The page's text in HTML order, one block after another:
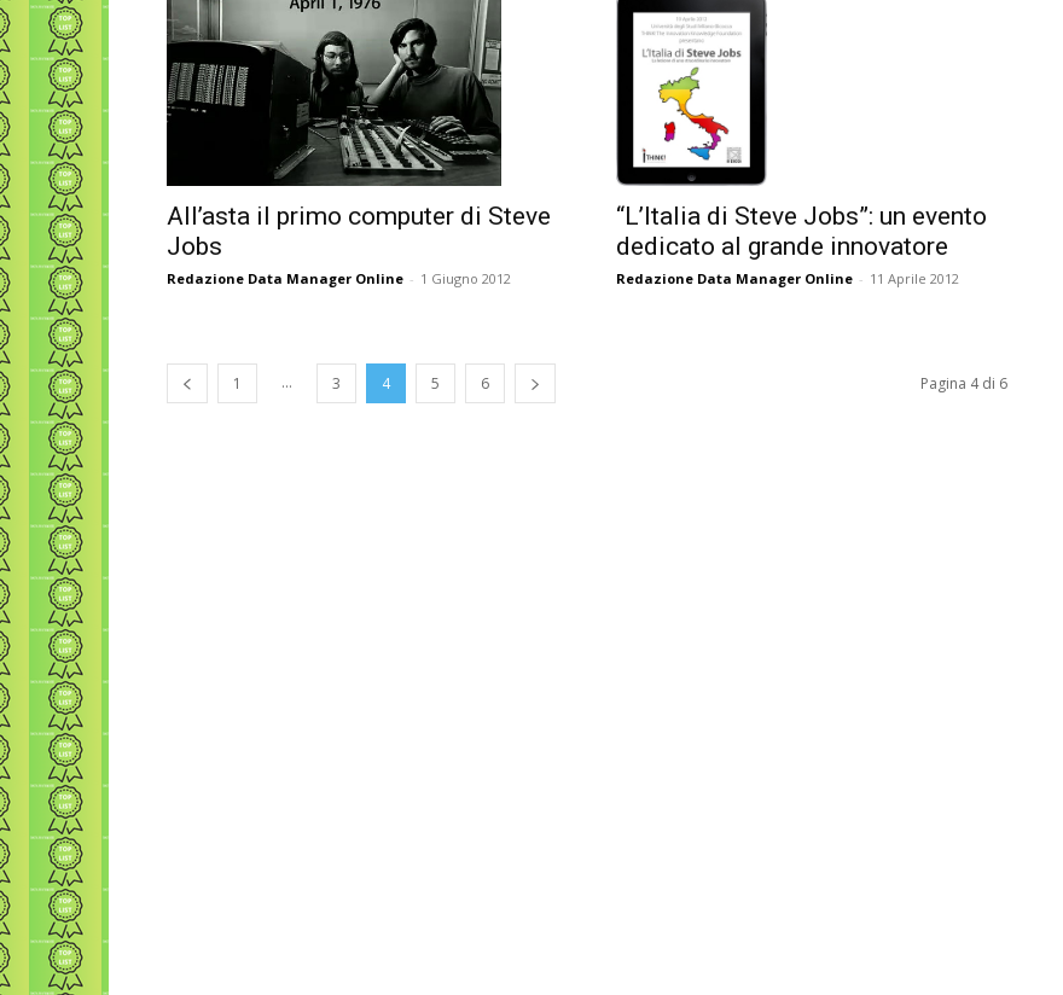
All’asta il primo computer di Steve
Jobs
Redazione Data Manager Online - 1 Giugno 2012
“L’Italia di Steve Jobs”: un evento
dedicato al grande innovatore
Redazione Data Manager Online - 11 Aprile 2012
1 ... 3 4 5 6 Pagina 4 di 6